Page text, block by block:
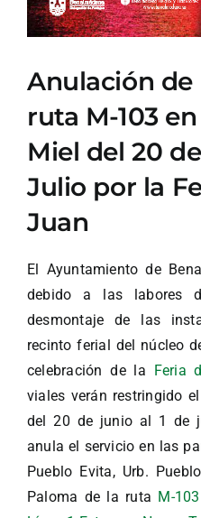
Anulación de
ruta M-103
Miel del 20
Julio por la
Juan
El Ayuntamiento de
debido a las labores
desmontaje de las
recinto ferial del núcleo
celebración de la Feria
viales verán restringido
del 20 de junio al 1 de
anula el servicio en las
Pueblo Evita, Urb.
Paloma de la ruta M-